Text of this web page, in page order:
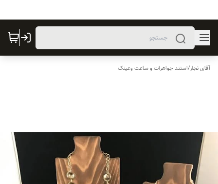
آقای نجار/استند جواهرات و ساعت وعینک